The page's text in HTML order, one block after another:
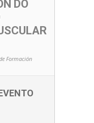
DO
Formación